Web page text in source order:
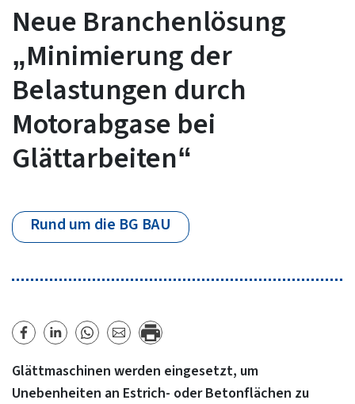
Neue Branchenlösung
„Minimierung der
Belastungen durch
Motorabgase bei
Glättarbeiten“
Rund um die BG BAU
Glättmaschinen werden eingesetzt, um
Unebenheiten an Estrich- oder Betonflächen zu